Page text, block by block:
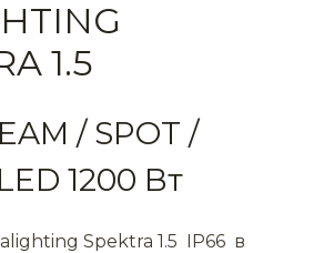
1.5
/ SPOT /
1200 Вт
Spektra 1.5 IP66 в